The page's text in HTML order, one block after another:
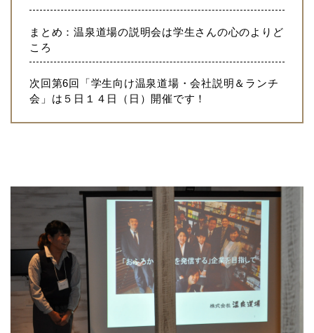
まとめ：温泉道場の説明会は学生さんの心のよりど
ころ
次回第6回「学生向け温泉道場・会社説明＆ランチ
会」は５日１４日（日）開催です！